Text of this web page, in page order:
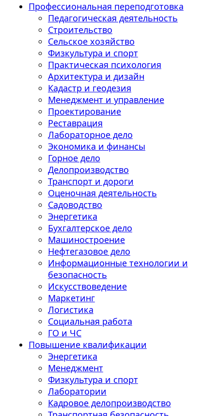
Профессиональная переподготовка
Педагогическая деятельность
Строительство
Сельское хозяйство
Физкультура и спорт
Практическая психология
Архитектура и дизайн
Кадастр и геодезия
Менеджмент и управление
Проектирование
Реставрация
Лабораторное дело
Экономика и финансы
Горное дело
Делопроизводство
Транспорт и дороги
Оценочная деятельность
Садоводство
Энергетика
Бухгалтерское дело
Машиностроение
Нефтегазовое дело
Информационные технологии и
безопасность
Искусствоведение
Маркетинг
Логистика
Социальная работа
ГО и ЧС
Повышение квалификации
Энергетика
Менеджмент
Физкультура и спорт
Лаборатории
Кадровое делопроизводство